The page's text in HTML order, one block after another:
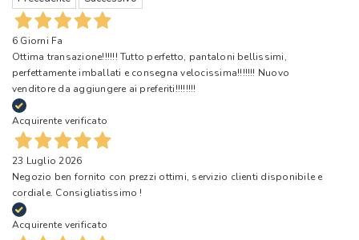
6 Giorni Fa
Ottima transazione!!!!!! Tutto perfetto, pantaloni bellissimi,
perfettamente imballati e consegna velocissima!!!!!!! Nuovo
venditore da aggiungere ai preferiti!!!!!!!!
Acquirente verificato
23 Luglio 2026
Negozio ben fornito con prezzi ottimi, servizio clienti disponibile e
cordiale. Consigliatissimo !
Acquirente verificato